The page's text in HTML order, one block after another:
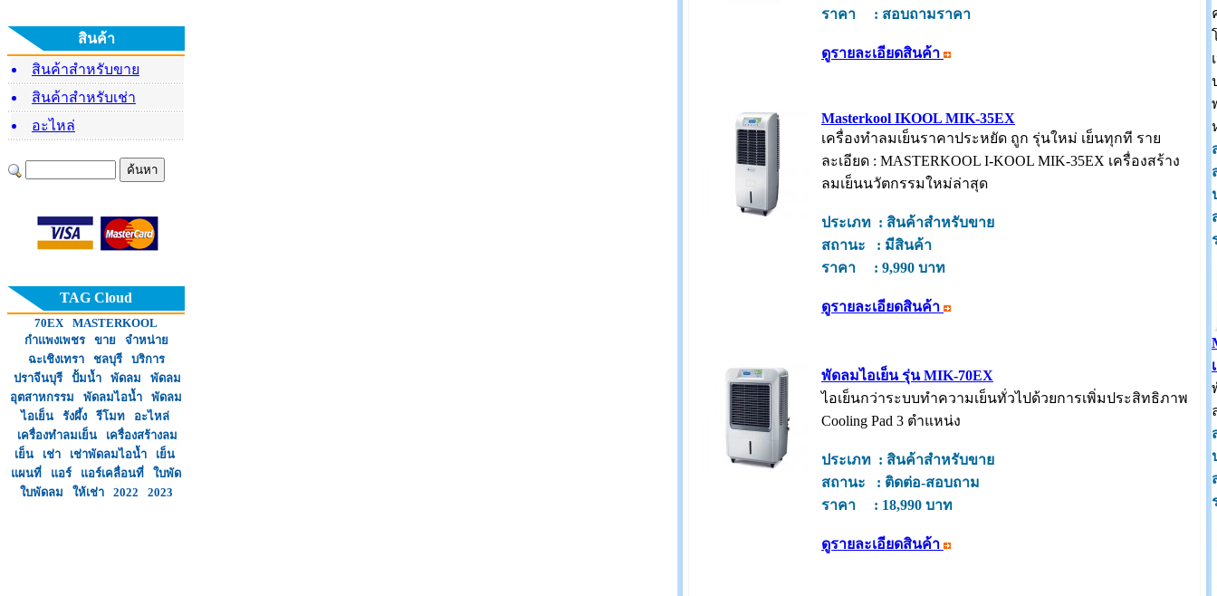
โครงการมอบพัดลมไอเย็น
แก่นายบุตร แก้วพิกุล
สินค้า
สินค้าสำหรับขาย
สินค้าสำหรับเช่า
อะไหล่
TAG Cloud
70EX
MASTERKOOL
กำแพงเพชร
ขาย
จำหน่าย
ฉะเชิงเทรา
ชลบุรี
บริการ
ปราจีนบุรี
ปั้มน้ำ พัดลม
พัดลม
อุตสาหกรรม
พัดลมไอน้ำ
พัดลม
ไอเย็น
รังผึ้ง รีโมท
อะไหล่
เครื่องทำลมเย็น
เครื่องสร้างลม
เย็น
เช่า เช่าพัดลมไอน้ำ
เย็น
แผนที่
แอร์ แอร์เคลื่อนที่
ใบพัด
ใบพัดลม
ให้เช่า 2022 2023
ราคา : สอบถามราคา
ดูรายละเอียดสินค้า
Masterkool IKOOL MIK-35EX
เครื่องทำลมเย็นราคาประหยัด ถูก รุ่นใหม่ เย็นทุกที ราย
ละเอียด : MASTERKOOL I-KOOL MIK-35EX เครื่องสร้าง
ลมเย็นนวัตกรรมใหม่ล่าสุด
ประเภท : สินค้าสำหรับขาย
สถานะ : มีสินค้า
ราคา : 9,990 บาท
ดูรายละเอียดสินค้า
พัดลมไอเย็น รุ่น MIK-70EX
ไอเย็นกว่าระบบทำความเย็นทั่วไปด้วยการเพิ่มประสิทธิภาพ
Cooling Pad 3 ตำแหน่ง
ประเภท : สินค้าสำหรับขาย
สถานะ : ติดต่อ-สอบถาม
ราคา : 18,990 บาท
ดูรายละเอียดสินค้า